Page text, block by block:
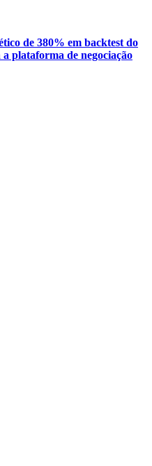
de 380% em backtest do
plataforma de negociação